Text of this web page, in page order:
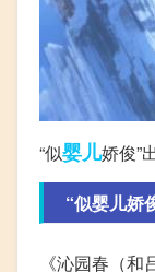
“似婴儿娇俊”
“似婴儿娇
《沁园春（和